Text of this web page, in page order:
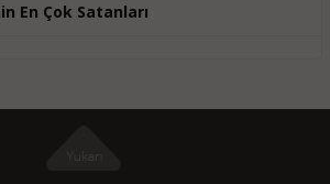
En Çok Satanları